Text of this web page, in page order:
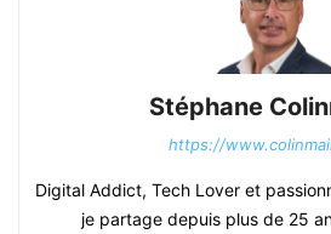
Stéphane
https://
Digital Addict, Tech Lover et
je partage depuis plus de 25